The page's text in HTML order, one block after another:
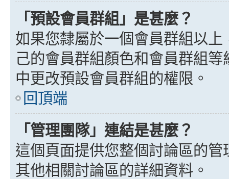
「預設會員群組」是甚麼？
如果您隸屬於一個會員群組以
己的會員群組顏色和會員群組
中更改預設會員群組的權限。
回頂端
「管理團隊」連結是甚麼？
這個頁面提供您整個討論區的
其他相關討論區的詳細資料。